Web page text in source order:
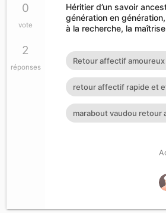
0
vote
2
réponses
Héritier d’un savoir
génération en
à la recherche, la
Retour affectif
Rituel retour affectif
retour affectif rapide et
marabout vaudou